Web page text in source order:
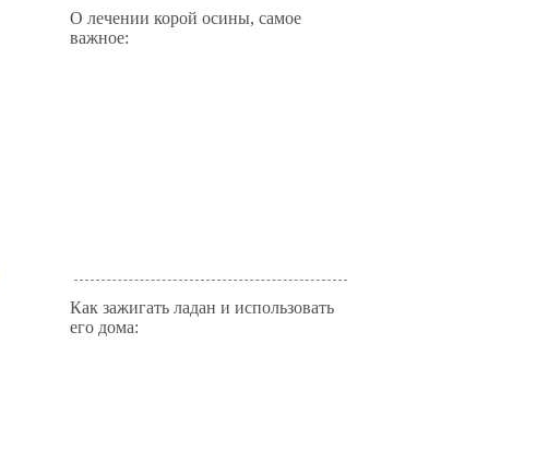
О лечении корой осины, самое
важное:
Как зажигать ладан и использовать
его дома: